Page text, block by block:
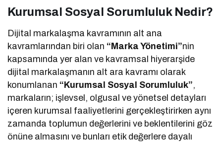
Kurumsal Sosyal Sorumluluk Nedir?
Dijital markalaşma kavramının alt ana
kavramlarından biri olan “Marka Yönetimi”nin
kapsamında yer alan ve kavramsal hiyerarşide
dijital markalaşmanın alt ara kavramı olarak
konumlanan “Kurumsal Sosyal Sorumluluk”,
markaların; işlevsel, olgusal ve yönetsel detayları
içeren kurumsal faaliyetlerini gerçekleştirirken aynı
zamanda toplumun değerlerini ve beklentilerini göz
önüne almasını ve bunları etik değerlere dayalı